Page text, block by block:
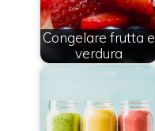
Congelare frutta e
verdura